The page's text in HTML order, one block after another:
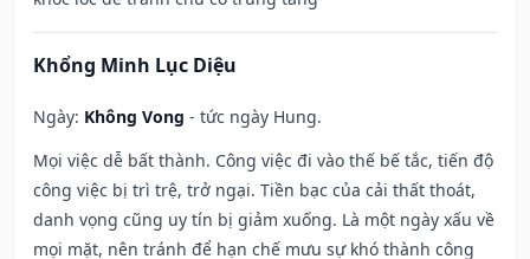
Khổng Minh Lục Diệu
Ngày: Không Vong - tức ngày Hung.
Mọi việc dễ bất thành. Công việc đi vào thế bế tắc, tiến độ
công việc bị trì trệ, trở ngại. Tiền bạc của cải thất thoát,
danh vọng cũng uy tín bị giảm xuống. Là một ngày xấu về
mọi mặt, nên tránh để hạn chế mưu sự khó thành công